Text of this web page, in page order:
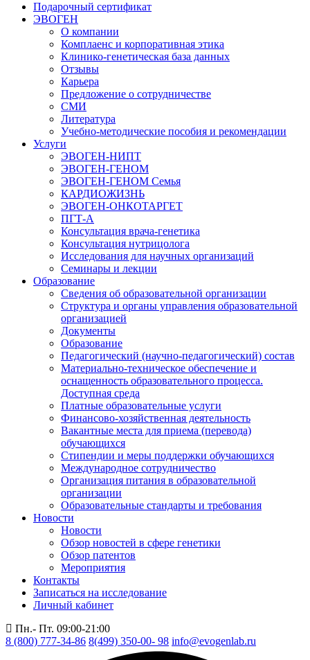
Подарочный сертификат
ЭВОГЕН
О компании
Комплаенс и корпоративная этика
Клинико-генетическая база данных
Отзывы
Карьера
Предложение о сотрудничестве
СМИ
Литература
Учебно-методические пособия и рекомендации
Услуги
ЭВОГЕН-НИПТ
ЭВОГЕН-ГЕНОМ
ЭВОГЕН-ГЕНОМ Семья
КАРДИОЖИЗНЬ
ЭВОГЕН-ОНКОТАРГЕТ
ПГТ-А
Консультация врача-генетика
Консультация нутрицолога
Исследования для научных организаций
Семинары и лекции
Образование
Сведения об образовательной организации
Структура и органы управления образовательной
организацией
Документы
Образование
Педагогический (научно-педагогический) состав
Материально-техническое обеспечение и
оснащенность образовательного процесса.
Доступная среда
Платные образовательные услуги
Финансово-хозяйственная деятельность
Вакантные места для приема (перевода)
обучающихся
Стипендии и меры поддержки обучающихся
Международное сотрудничество
Организация питания в образовательной
организации
Образовательные стандарты и требования
Новости
Новости
Обзор новостей в сфере генетики
Обзор патентов
Мероприятия
Контакты
Записаться на исследование
Личный кабинет
Пн.- Пт. 09:00-21:00
8 (800) 777-34-86 8(499) 350-00- 98 info@evogenlab.ru